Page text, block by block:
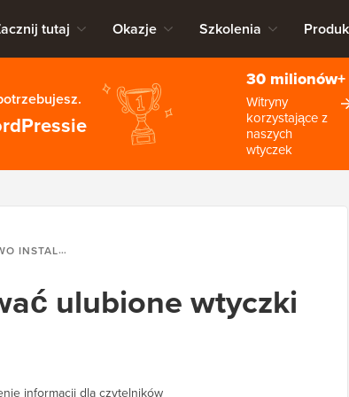
tutaj Okazje Szkolenia
30 milionów+
Witryny
korzystające z
naszych
wtyczek
WTYCZKI W WORDPRESSIE
ulubione wtyczki
informacji dla czytelników